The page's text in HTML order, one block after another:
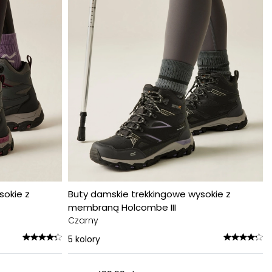
z
Buty damskie trekkingowe wysokie z
membraną Holcombe III
Czarny
5 kolory